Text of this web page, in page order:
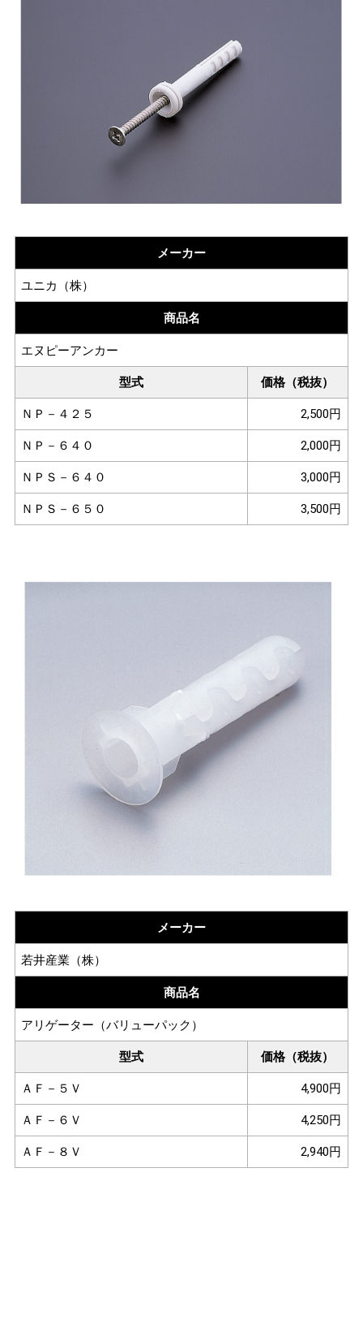
メーカー
ユニカ（株）
商品名
エヌピーアンカー
型式 価格（税抜）
ＮＰ－４２５ 2,500円
ＮＰ－６４０ 2,000円
ＮＰＳ－６４０ 3,000円
ＮＰＳ－６５０ 3,500円
メーカー
若井産業（株）
商品名
アリゲーター（バリューパック）
型式 価格（税抜）
ＡＦ－５Ｖ 4,900円
ＡＦ－６Ｖ 4,250円
ＡＦ－８Ｖ 2,940円